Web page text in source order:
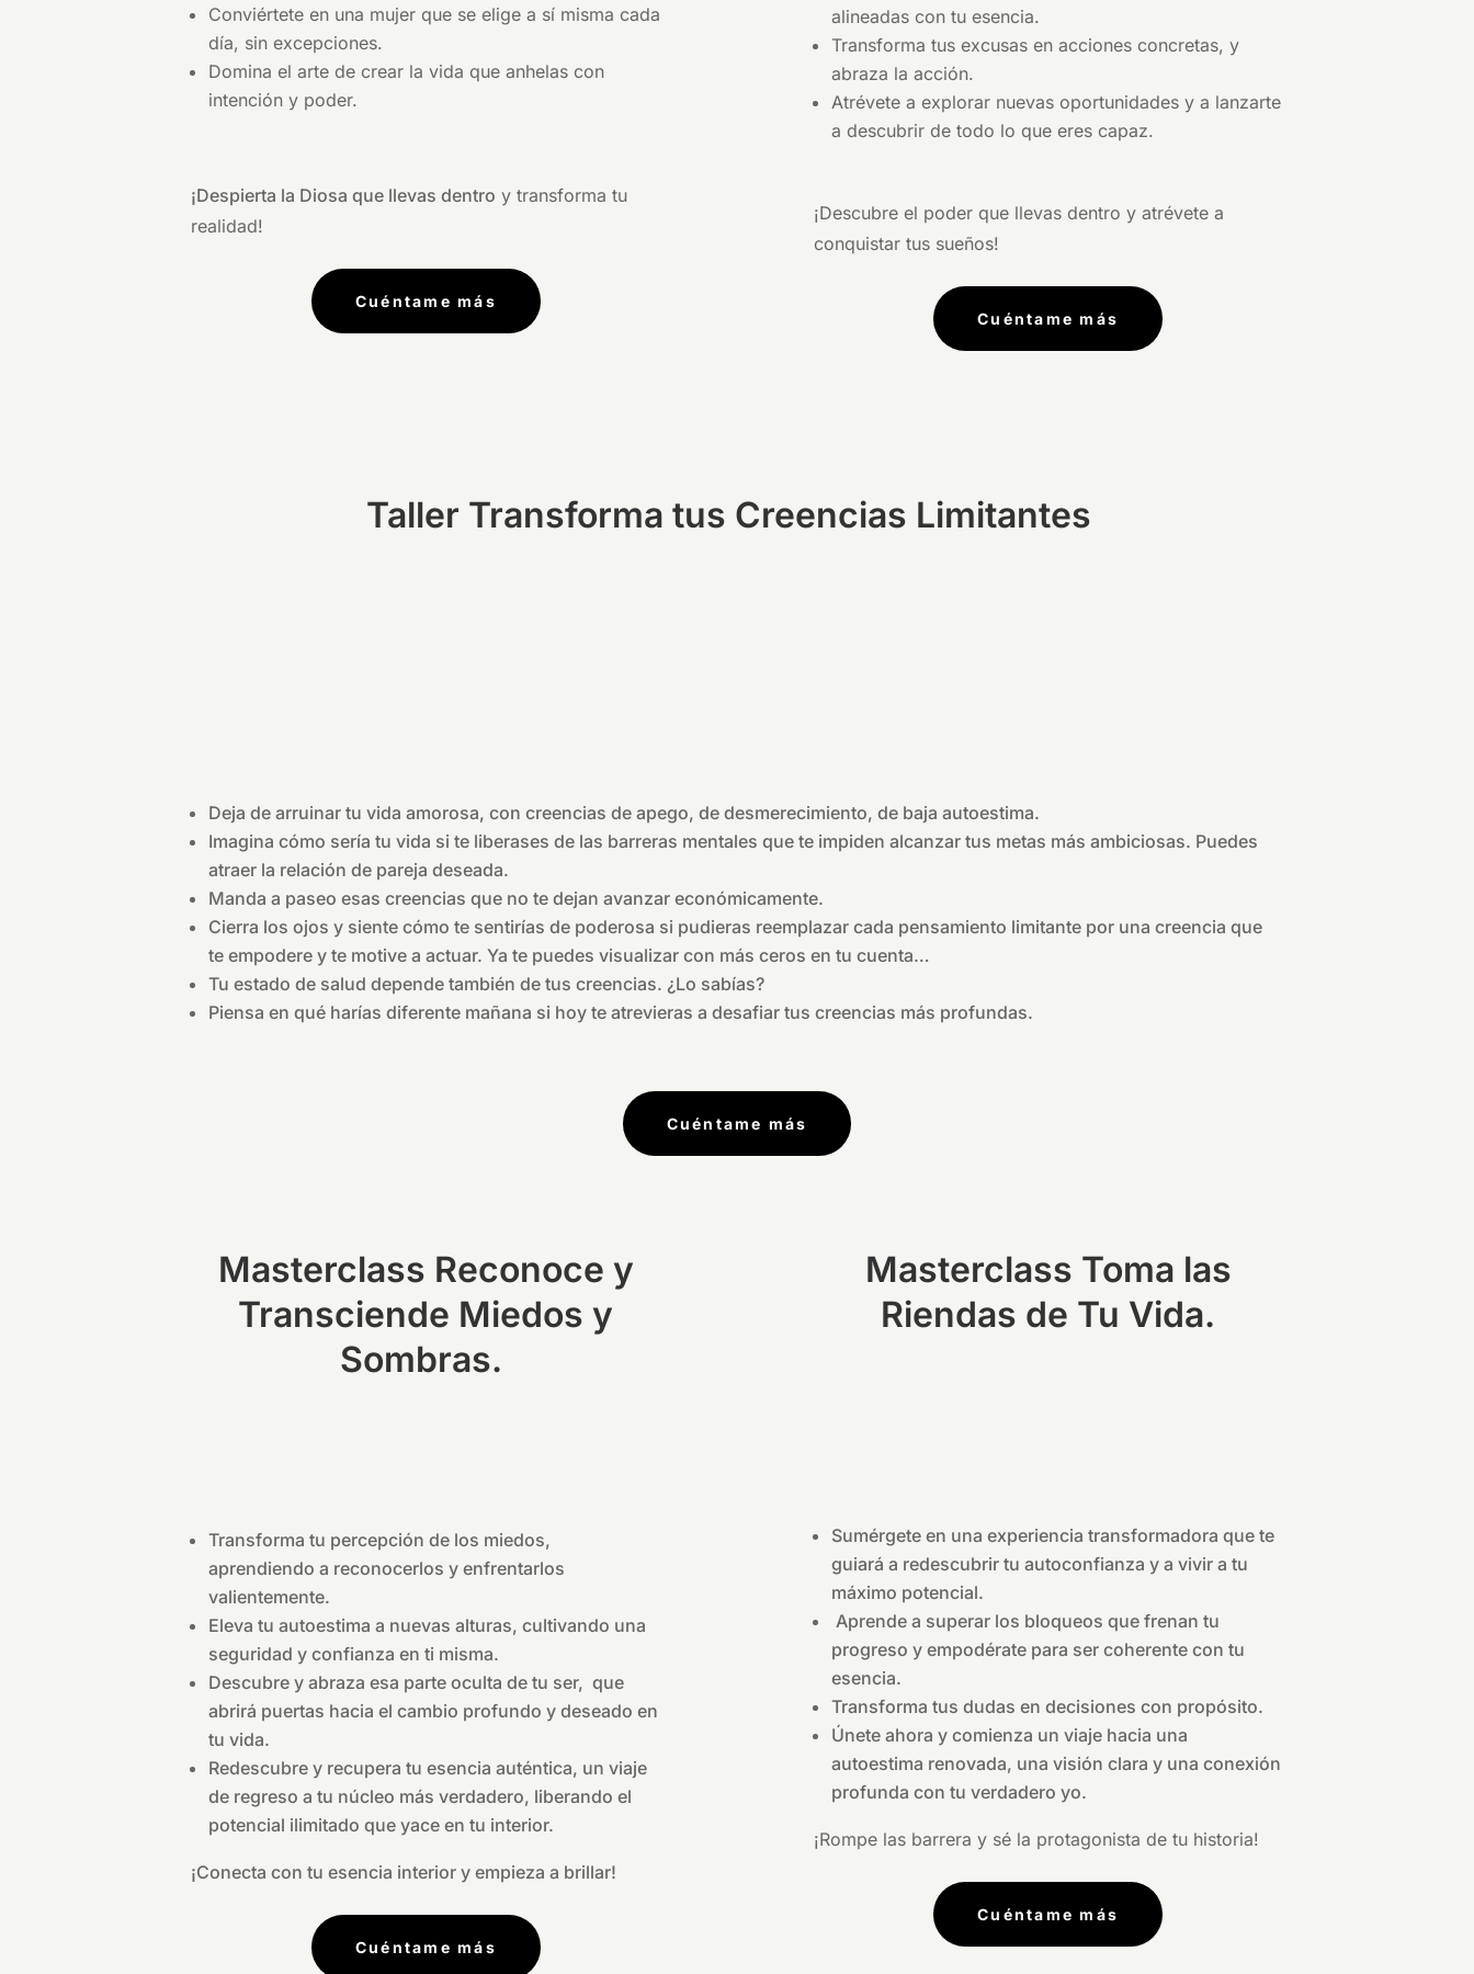
Conviértete en una mujer que se elige a sí misma cada
día, sin excepciones.
Domina el arte de crear la vida que anhelas con
intención y poder.
¡Despierta la Diosa que llevas dentro y transforma tu
realidad!
Cuéntame más
alineadas con tu esencia.
Transforma tus excusas en acciones concretas, y
abraza la acción.
Atrévete a explorar nuevas oportunidades y a lanzarte
a descubrir de todo lo que eres capaz.
¡Descubre el poder que llevas dentro y atrévete a
conquistar tus sueños!
Cuéntame más
Taller Transforma tus Creencias Limitantes
Deja de arruinar tu vida amorosa, con creencias de apego, de desmerecimiento, de baja autoestima.
Imagina cómo sería tu vida si te liberases de las barreras mentales que te impiden alcanzar tus metas más ambiciosas. Puedes
atraer la relación de pareja deseada.
Manda a paseo esas creencias que no te dejan avanzar económicamente.
Cierra los ojos y siente cómo te sentirías de poderosa si pudieras reemplazar cada pensamiento limitante por una creencia que
te empodere y te motive a actuar. Ya te puedes visualizar con más ceros en tu cuenta…
Tu estado de salud depende también de tus creencias. ¿Lo sabías?
Piensa en qué harías diferente mañana si hoy te atrevieras a desafiar tus creencias más profundas.
Cuéntame más
Masterclass Reconoce y
Transciende Miedos y
Sombras.
Transforma tu percepción de los miedos,
aprendiendo a reconocerlos y enfrentarlos
valientemente.
Eleva tu autoestima a nuevas alturas, cultivando una
seguridad y confianza en ti misma.
Descubre y abraza esa parte oculta de tu ser, que
abrirá puertas hacia el cambio profundo y deseado en
tu vida.
Redescubre y recupera tu esencia auténtica, un viaje
de regreso a tu núcleo más verdadero, liberando el
potencial ilimitado que yace en tu interior.
¡Conecta con tu esencia interior y empieza a brillar!
Cuéntame más
Masterclass Toma las
Riendas de Tu Vida.
Sumérgete en una experiencia transformadora que te
guiará a redescubrir tu autoconfianza y a vivir a tu
máximo potencial.
Aprende a superar los bloqueos que frenan tu
progreso y empodérate para ser coherente con tu
esencia.
Transforma tus dudas en decisiones con propósito.
Únete ahora y comienza un viaje hacia una
autoestima renovada, una visión clara y una conexión
profunda con tu verdadero yo.
¡Rompe las barrera y sé la protagonista de tu historia!
Cuéntame más